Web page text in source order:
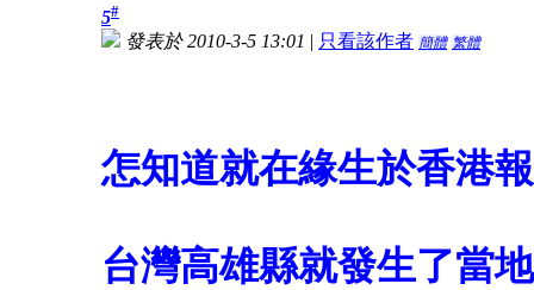
5#
發表於 2010-3-5 13:01 | 只看該作者 簡體 繁體
怎知道就在緣生於香港
台灣高雄縣就發生了當